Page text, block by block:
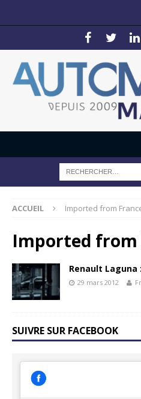
ACCUEIL Imported from
Imported from
Renault Laguna
29 mars 2012
SUIVRE SUR FACEBOOK